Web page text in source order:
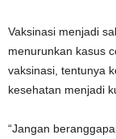
Vaksinasi menjadi
menurunkan kasus
vaksinasi, tentunya
kesehatan menjadi
“Jangan